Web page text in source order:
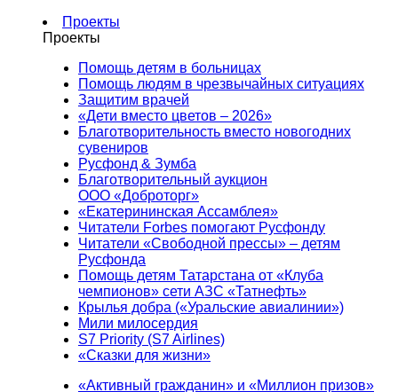
Проекты
Проекты
Помощь детям в больницах
Помощь людям в чрезвычайных ситуациях
Защитим врачей
«Дети вместо цветов – 2026»
Благотворительность вместо новогодних
сувениров
Русфонд & Зумба
Благотворительный аукцион
ООО «Доброторг»
«Екатерининская Ассамблея»
Читатели Forbes помогают Русфонду
Читатели «Свободной прессы» – детям
Русфонда
Помощь детям Татарстана от «Клуба
чемпионов» сети АЗС «Татнефть»
Крылья добра («Уральские авиалинии»)
Мили милосердия
S7 Priority (S7 Airlines)
«Сказки для жизни»
«Активный гражданин» и «Миллион призов»